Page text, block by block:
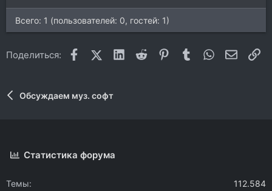
Всего: 1 (пользователей: 0, гостей: 1)
Поделиться: FacebookX (Twitter)
LinkedIn
Reddit Pinterest
Tumblr WhatsApp
Обсуждаем муз. софт
Статистика форума
Темы
112.584